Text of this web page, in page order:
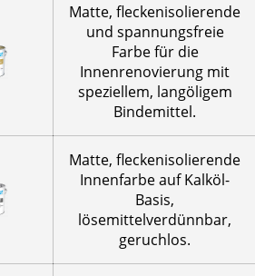
Matte, fleckenisolierende
und spannungsfreie
Farbe für die
Innenrenovierung mit
speziellem, langöligem
Bindemittel.
Matte, fleckenisolierende
Innenfarbe auf Kalköl-
Basis,
lösemittelverdünnbar,
geruchlos.